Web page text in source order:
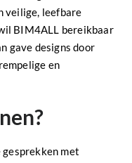
veilige, leefbare
BIM4ALL bereikbaar
gave designs door
en
gesprekken met